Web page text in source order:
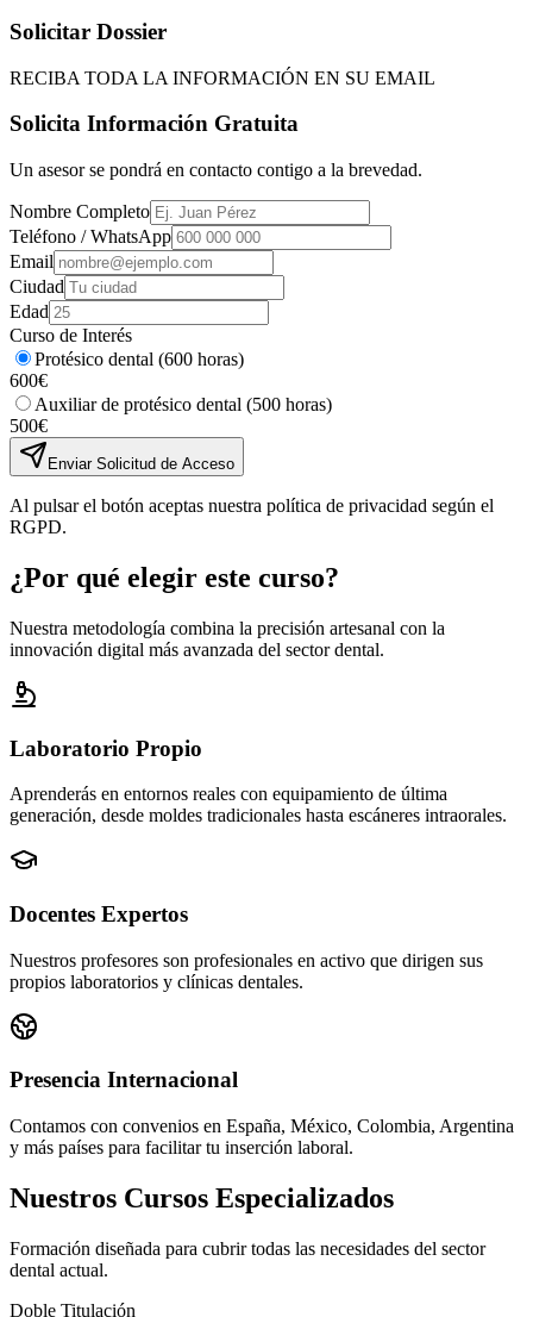
Solicitar Dossier
RECIBA TODA LA INFORMACIÓN EN SU EMAIL
Solicita Información Gratuita
Un asesor se pondrá en contacto contigo a la brevedad.
Nombre Completo
Teléfono / WhatsApp
Email
Ciudad
Edad
Curso de Interés
Protésico dental (600 horas)
600€
Auxiliar de protésico dental (500 horas)
500€
Enviar Solicitud de Acceso
Al pulsar el botón aceptas nuestra política de privacidad según el
RGPD.
¿Por qué elegir este curso?
Nuestra metodología combina la precisión artesanal con la
innovación digital más avanzada del sector dental.
Laboratorio Propio
Aprenderás en entornos reales con equipamiento de última
generación, desde moldes tradicionales hasta escáneres intraorales.
Docentes Expertos
Nuestros profesores son profesionales en activo que dirigen sus
propios laboratorios y clínicas dentales.
Presencia Internacional
Contamos con convenios en España, México, Colombia, Argentina
y más países para facilitar tu inserción laboral.
Nuestros Cursos Especializados
Formación diseñada para cubrir todas las necesidades del sector
dental actual.
Doble Titulación